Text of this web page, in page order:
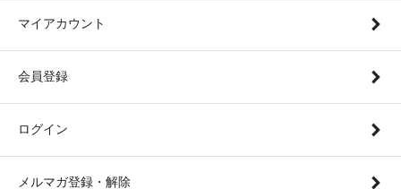
マイアカウント
会員登録
ログイン
メルマガ登録・解除